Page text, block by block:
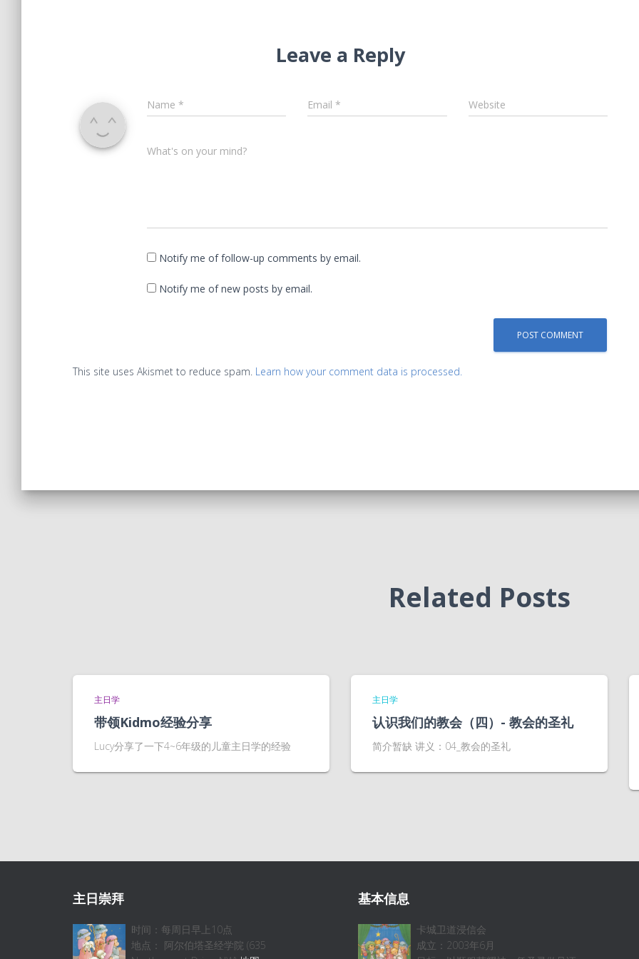
Leave a Reply
Name * Email * Website
What's on your mind?
Notify me of follow-up comments by email.
Notify me of new posts by email.
This site uses Akismet to reduce spam. Learn how your comment data is processed.
Related Posts
主日学
带领Kidmo经验分享
Lucy分享了一下4~6年级的儿童主日学的经验
主日学
认识我们的教会（四）- 教会的圣礼
简介暂缺 讲义：04_教会的圣礼
主日崇拜
时间：每周日早上10点
地点： 阿尔伯塔圣经学院 (635
基本信息
卡城卫道浸信会
成立：2003年6月